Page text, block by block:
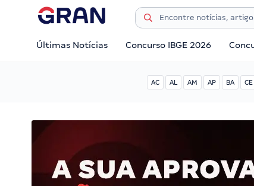
Últimas Notícias Concurso IBGE 2026
AC AL AM AP BA CE